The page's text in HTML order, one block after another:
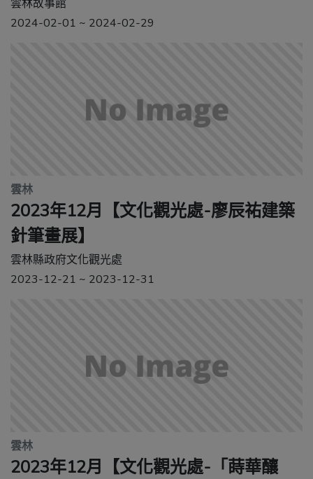
雲林故事館
2024-02-01 ~ 2024-02-29
雲林
2023年12月【文化觀光處-廖辰祐建築
針筆畫展】
雲林縣政府文化觀光處
2023-12-21 ~ 2023-12-31
雲林
2023年12月【文化觀光處-「蒔華釀